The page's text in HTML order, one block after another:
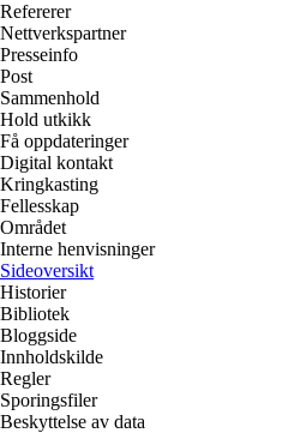
Refererer
Nettverkspartner
Presseinfo
Post
Sammenhold
Hold utkikk
Få oppdateringer
Digital kontakt
Kringkasting
Fellesskap
Området
Interne henvisninger
Sideoversikt
Historier
Bibliotek
Bloggside
Innholdskilde
Regler
Sporingsfiler
Beskyttelse av data